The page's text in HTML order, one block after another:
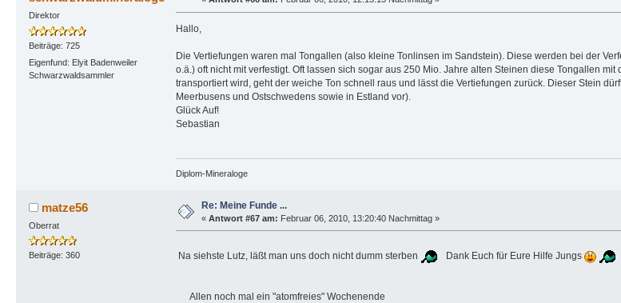
Direktor
Beiträge: 725
Eigenfund: Elyit Badenweiler
Schwarzwaldsammler
Hallo,
Die Vertiefungen waren mal Tongallen (also kleine Tonlinsen im Sandstein). Diese werden bei der
o.ä.) oft nicht mit verfestigt. Oft lassen sich sogar aus 250 Mio. Jahre alten Steinen diese Tongallen
transportiert wird, geht der weiche Ton schnell raus und lässt die Vertiefungen zurück. Dieser Stein
Meerbusens und Ostschwedens sowie in Estland vor).
Glück Auf!
Sebastian
Diplom-Mineraloge
matze56
Oberrat
Beiträge: 360
Re: Meine Funde ...
« Antwort #67 am: Februar 06, 2010, 13:20:40 Nachmittag »
Na siehste Lutz, läßt man uns doch nicht dumm sterben Dank Euch für Eure Hilfe Jungs
Allen noch mal ein "atomfreies" Wochenende